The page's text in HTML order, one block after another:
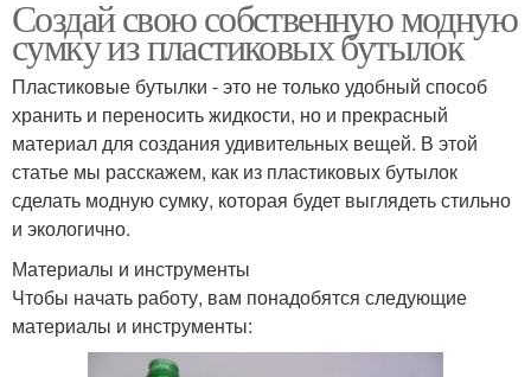
Создай свою собственную модную
сумку из пластиковых бутылок
Пластиковые бутылки - это не только удобный способ
хранить и переносить жидкости, но и прекрасный
материал для создания удивительных вещей. В этой
статье мы расскажем, как из пластиковых бутылок
сделать модную сумку, которая будет выглядеть стильно
и экологично.
Материалы и инструменты
Чтобы начать работу, вам понадобятся следующие
материалы и инструменты: